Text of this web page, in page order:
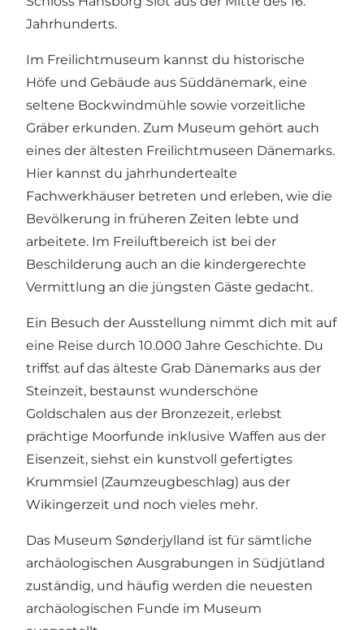
Jahrhunderts.
Im Freilichtmuseum kannst du historische
Höfe und Gebäude aus Süddänemark, eine
seltene Bockwindmühle sowie vorzeitliche
Gräber erkunden. Zum Museum gehört auch
eines der ältesten Freilichtmuseen Dänemarks.
Hier kannst du jahrhundertealte
Fachwerkhäuser betreten und erleben, wie die
Bevölkerung in früheren Zeiten lebte und
arbeitete. Im Freiluftbereich ist bei der
Beschilderung auch an die kindergerechte
Vermittlung an die jüngsten Gäste gedacht.
Ein Besuch der Ausstellung nimmt dich mit auf
eine Reise durch 10.000 Jahre Geschichte. Du
triffst auf das älteste Grab Dänemarks aus der
Steinzeit, bestaunst wunderschöne
Goldschalen aus der Bronzezeit, erlebst
prächtige Moorfunde inklusive Waffen aus der
Eisenzeit, siehst ein kunstvoll gefertigtes
Krummsiel (Zaumzeugbeschlag) aus der
Wikingerzeit und noch vieles mehr.
Das Museum Sønderjylland ist für sämtliche
archäologischen Ausgrabungen in Südjütland
zuständig, und häufig werden die neuesten
archäologischen Funde im Museum